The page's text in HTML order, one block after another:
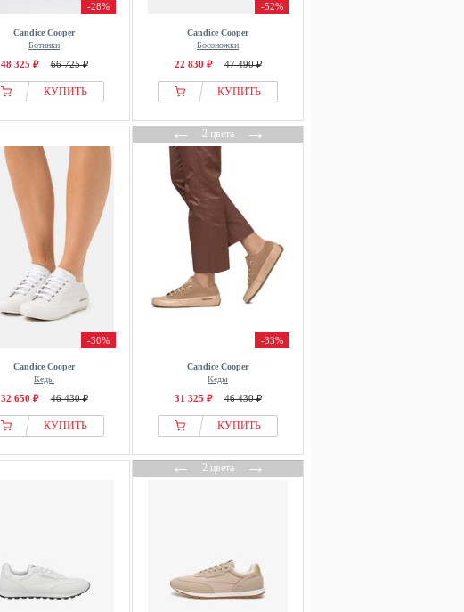
-28%
Candice Cooper
Ботинки
48 325 ₽ 66 725 ₽
КУПИТЬ
-52%
Candice Cooper
Босоножки
22 830 ₽ 47 490 ₽
КУПИТЬ
-30%
Candice Cooper
Кеды
32 650 ₽ 46 430 ₽
КУПИТЬ
←2 цвета→
-33%
Candice Cooper
Кеды
31 325 ₽ 46 430 ₽
КУПИТЬ
←2 цвета→